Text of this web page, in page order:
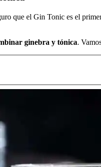
que el Gin Tonic es el
ginebra y tónica.